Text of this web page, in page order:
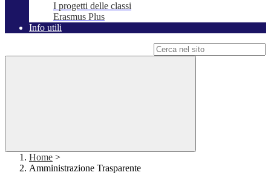
I progetti delle classi
Erasmus Plus
Info utili
Home >
Amministrazione Trasparente